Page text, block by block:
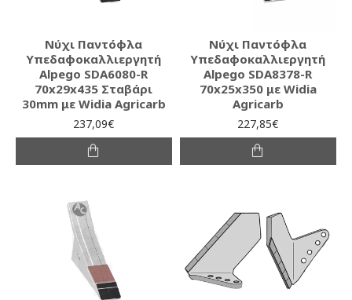
Νύχι Παντόφλα
Υπεδαφοκαλλιεργητή
Alpego SDA6080-R
70x29x435 Σταβάρι
30mm με Widia Agricarb
237,09€
Νύχι Παντόφλα
Υπεδαφοκαλλιεργητή
Alpego SDA8378-R
70x25x350 με Widia
Agricarb
227,85€